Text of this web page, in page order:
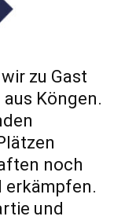
zu Gast
Köngen.
noch
erkämpfen.
und